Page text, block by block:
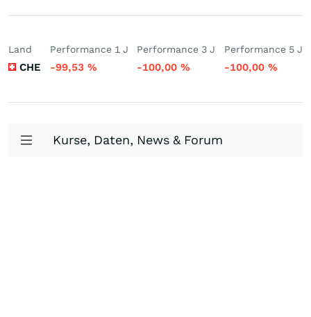
Land
CHE
Performance 1 J
-99,53 %
Performance 3 J
-100,00%
Performance 5 J
-100,00 %
Kurse, Daten, News & Forum